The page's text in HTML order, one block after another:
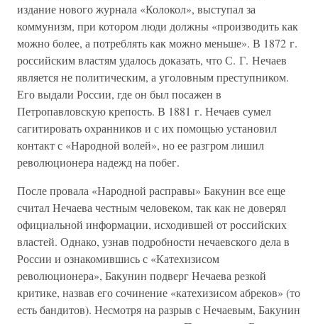
издание нового журнала «Колокол», выступал за
коммунизм, при котором люди должны «производить как
можно более, а потреблять как можно меньше». В 1872 г.
российским властям удалось доказать, что С. Г. Нечаев
является не политическим, а уголовным преступником.
Его выдали России, где он был посажен в
Петропавловскую крепость. В 1881 г. Нечаев сумел
сагитировать охранников и с их помощью установил
контакт с «Народной волей», но ее разгром лишил
революционера надежд на побег.
После провала «Народной расправы» Бакунин все еще
считал Нечаева честным человеком, так как не доверял
официальной информации, исходившей от российских
властей. Однако, узнав подробности нечаевского дела в
России и ознакомившись с «Катехизисом
революционера», Бакунин подверг Нечаева резкой
критике, назвав его сочинение «катехизисом абреков» (то
есть бандитов). Несмотря на разрыв с Нечаевым, Бакунин